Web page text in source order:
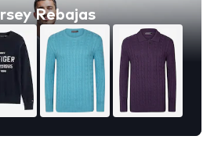
Rebajas